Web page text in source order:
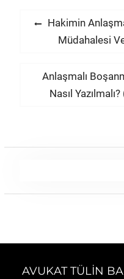
Yazı
gezinmesi
Previous
post:
Hakimin
Müdahalesi
Next
post:
Anlaşmalı
Nasıl
AVUKAT TÜLİN